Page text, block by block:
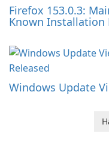
Firefox 153.0.3:
Known Installation
Windows Update